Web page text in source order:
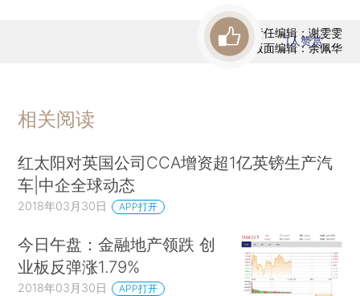
责任编辑：谢雯雯
版面编辑：余佩华
1人赞赏
相关阅读
红太阳对英国公司CCA增资超1亿英镑生产汽
车|中企全球动态
2018年03月30日 APP打开
今日午盘：金融地产领跌 创
业板反弹涨1.79%
2018年03月30日 APP打开